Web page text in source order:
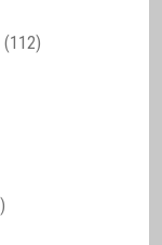
(112)